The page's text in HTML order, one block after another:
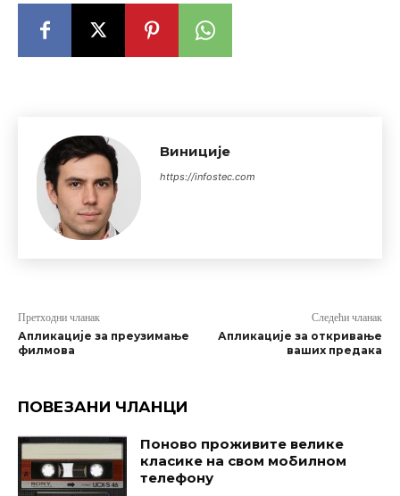
Виниције
https://infostec.com
Претходни чланак
Апликације за преузимање
филмова
Следећи чланак
Апликације за откривање
ваших предака
ПОВЕЗАНИ ЧЛАНЦИ
Поново проживите велике
класике на свом мобилном
телефону